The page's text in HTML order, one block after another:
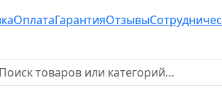
ОплатаГарантияОтзывы